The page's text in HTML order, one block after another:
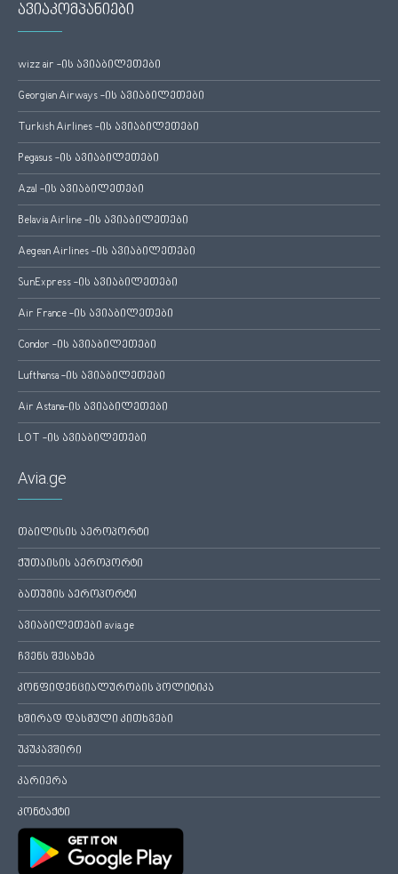
ავიაკომპანიები
wizz air -ის ავიაბილეთები
Georgian Airways -ის ავიაბილეთები
Turkish Airlines -ის ავიაბილეთები
Pegasus -ის ავიაბილეთები
Azal -ის ავიაბილეთები
Belavia Airline -ის ავიაბილეთები
Aegean Airlines -ის ავიაბილეთები
SunExpress -ის ავიაბილეთები
Air France -ის ავიაბილეთები
Condor -ის ავიაბილეთები
Lufthansa -ის ავიაბილეთები
Air Astana-ის ავიაბილეთები
LOT -ის ავიაბილეთები
Avia.ge
თბილისის აეროპორტი
ქუთაისის აეროპორტი
ბათუმის აეროპორტი
ავიაბილეთები avia.ge
ჩვენს შესახებ
კონფიდენციალურობის პოლიტიკა
ხშირად დასმული კითხვები
უკუკავშირი
კარიერა
კონტაქტი